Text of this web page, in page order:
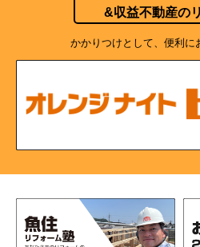
&収益不動産の
かかりつけとして、便利に